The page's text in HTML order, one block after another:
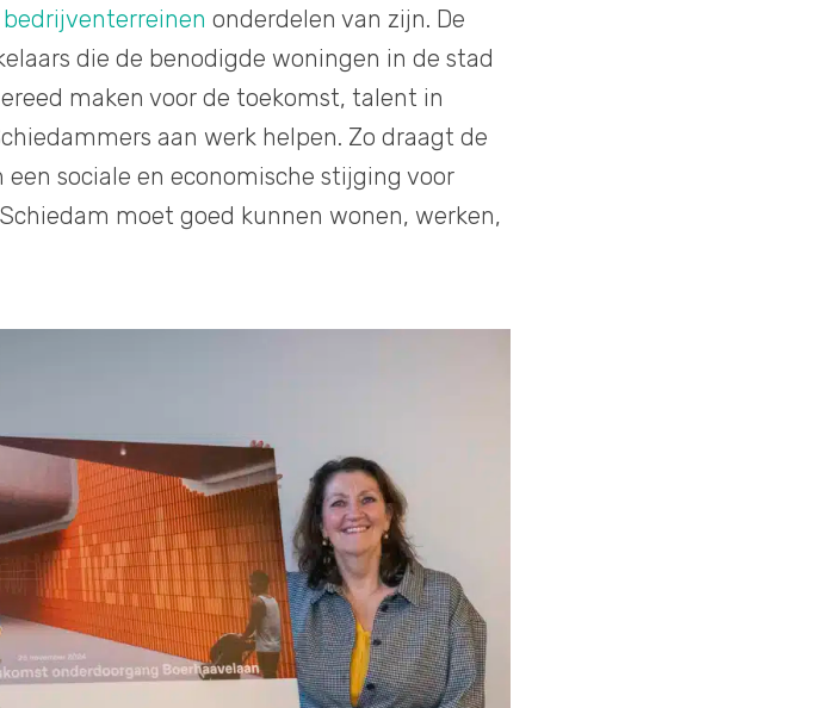
bedrijventerreinen onderdelen van zijn. De
die de benodigde woningen in de stad
maken voor de toekomst, talent in
aan werk helpen. Zo draagt de
sociale en economische stijging voor
moet goed kunnen wonen, werken,